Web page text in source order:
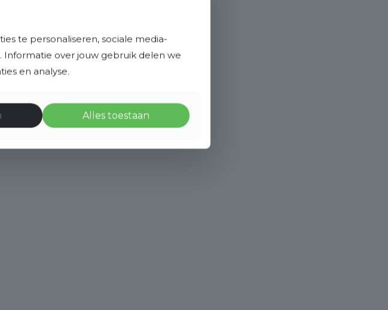
te personaliseren, sociale media-
Informatie over jouw gebruik delen we
en analyse.
Alles toestaan